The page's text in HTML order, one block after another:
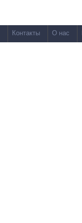
Контакты
О нас